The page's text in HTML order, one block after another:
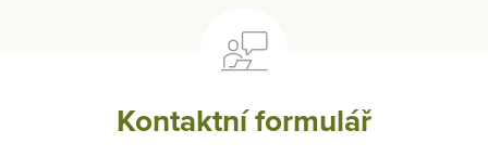
Kontaktní formulář